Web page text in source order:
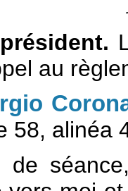
au
58, alinéa
de